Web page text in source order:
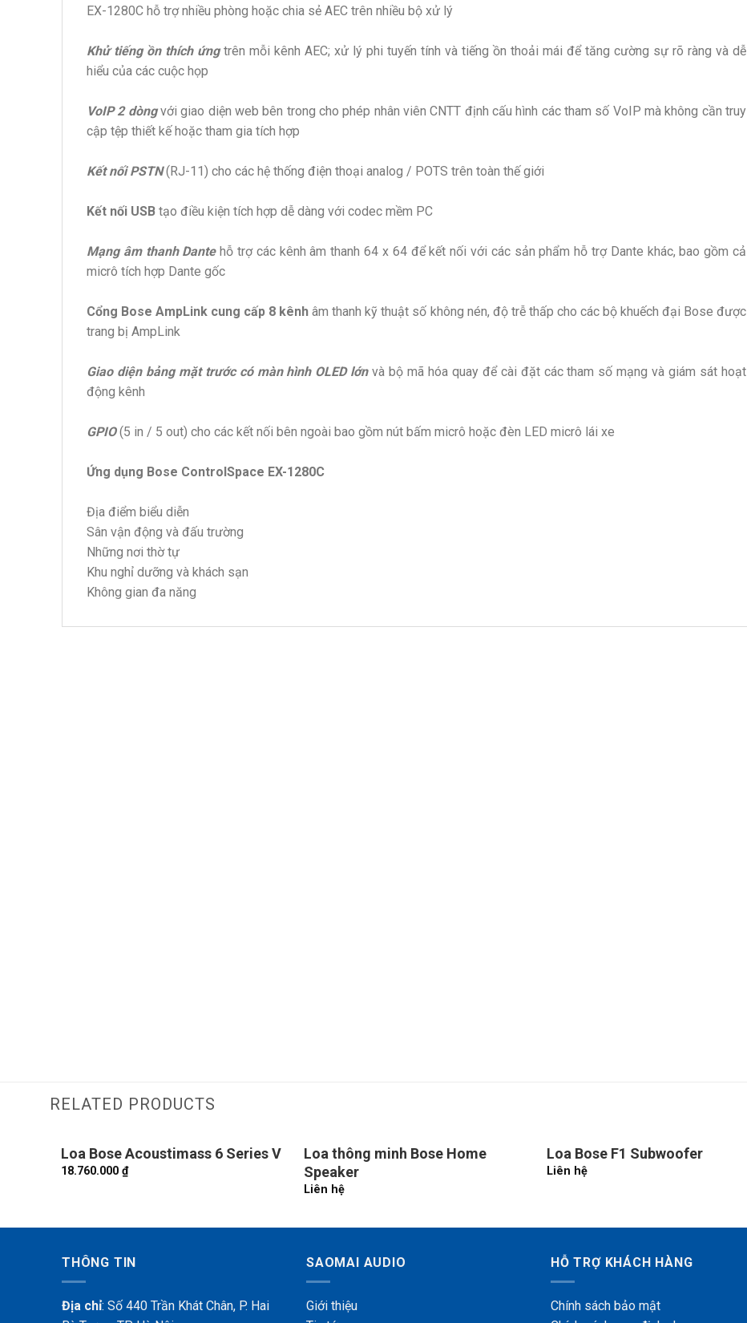
EX-1280C hỗ trợ nhiều phòng hoặc chia sẻ AEC trên nhiều bộ xử lý
Khử tiếng ồn thích ứngtrên mỗi kênh AEC; xử lý phi tuyến tính và tiếng ồn thoải mái để tăng cường sự rõ ràng và dễ
hiểu của các cuộc họp
VoIP 2 dòngvới giao diện web bên trong cho phép nhân viên CNTT định cấu hình các tham số VoIP mà không cần truy
cập tệp thiết kế hoặc tham gia tích hợp
Kết nối PSTN(RJ-11) cho các hệ thống điện thoại analog / POTS trên toàn thế giới
Kết nối USB tạo điều kiện tích hợp dễ dàng với codec mềm PC
Mạng âm thanh Dantehỗ trợ các kênh âm thanh 64 x 64 để kết nối với các sản phẩm hỗ trợ Dante khác, bao gồm cả
micrô tích hợp Dante gốc
Cổng Bose AmpLink cung cấp 8 kênh âm thanh kỹ thuật số không nén, độ trễ thấp cho các bộ khuếch đại Bose được
trang bị AmpLink
Giao diện bảng mặt trước có màn hình OLED lớnvà bộ mã hóa quay để cài đặt các tham số mạng và giám sát hoạt
động kênh
GPIO(5 in / 5 out) cho các kết nối bên ngoài bao gồm nút bấm micrô hoặc đèn LED micrô lái xe
Ứng dụng Bose ControlSpace EX-1280C
Địa điểm biểu diễn
Sân vận động và đấu trường
Những nơi thờ tự
Khu nghỉ dưỡng và khách sạn
Không gian đa năng
RELATED PRODUCTS
Loa Bose Acoustimass 6 Series V
18.760.000 ₫
Loa thông minh Bose Home
Speaker
Liên hệ
Loa Bose F1 Subwoofer
Liên hệ
THÔNG TIN
Địa chỉ: Số 440 Trần Khát Chân, P. Hai
SAOMAI AUDIO
Giới thiệu
HỖ TRỢ KHÁCH HÀNG
Chính sách bảo mật